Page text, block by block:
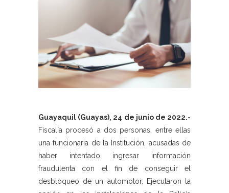
Guayaquil (Guayas), 24 de junio de 2022.-
Fiscalía procesó a dos personas, entre ellas
una funcionaria de la Institución, acusadas de
haber intentado ingresar información
fraudulenta con el fin de conseguir el
desbloqueo de un automotor. Ejecutaron la